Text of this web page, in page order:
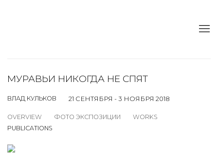
МУРАВЬИ НИКОГДА НЕ СПЯТ
ВЛАД КУЛЬКОВ 21 СЕНТЯБРЯ - 3 НОЯБРЯ 2018
OVERVIEW ФОТО ЭКСПОЗИЦИИ
WORKS
PUBLICATIONS